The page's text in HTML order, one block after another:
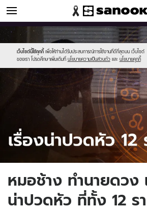
ดูดวง
เว็บไซต์นี้ใช้คุกกี้ เพื่อให้ท่านได้รับประสบการณ์การใช้งานที่ดีที่สุดบน เว็บไซต์
ของเรา โปรดศึกษาเพิ่มเติมที่ นโยบายความเป็นส่วนตัว และ นโยบายคุกกี้
Sanook
//s.isanook.com/sr/0/images/logo-
new-
sanook.png
600
60
//s.isanook.com/ho/0/ud/56/281735/
2.jpg
หมอช้าง ทำนายดวง
น่าปวดหัว ที่ทั้ง 12 ร